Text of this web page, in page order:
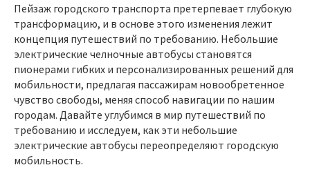
Пейзаж городского транспорта претерпевает глубокую
трансформацию, и в основе этого изменения лежит
концепция путешествий по требованию. Небольшие
электрические челночные автобусы становятся
пионерами гибких и персонализированных решений для
мобильности, предлагая пассажирам новообретенное
чувство свободы, меняя способ навигации по нашим
городам. Давайте углубимся в мир путешествий по
требованию и исследуем, как эти небольшие
электрические автобусы переопределяют городскую
мобильность.